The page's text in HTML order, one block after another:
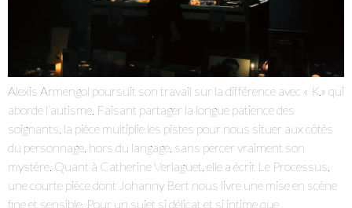
Je suis un.e professionnel.le du secteur culturel
S'ABONNER